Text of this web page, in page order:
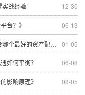
12-30
实战经验
06-13
台？》
01-05
资产配置机会与挑战
06-08
如何平衡？
08-05
影响原理》